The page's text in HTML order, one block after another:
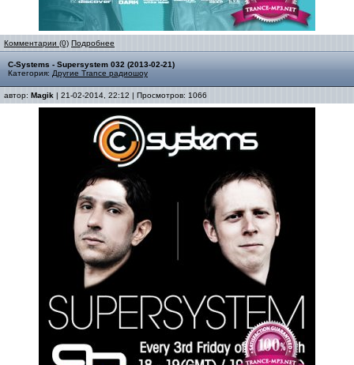
Комментарии (0) Подробнее
C-Systems - Supersystem 032 (2013-02-21)
Категория: Другие Trance радиошоу
автор: Magik | 21-02-2014, 22:12 | Просмотров: 1066